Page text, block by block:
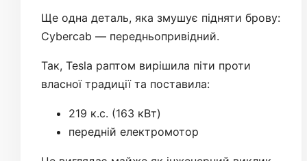
Ще одна деталь, яка змушує підняти брову:
Cybercab — передньопривідний.
Так, Tesla раптом вирішила піти проти
власної традиції та поставила:
219 к.с. (163 кВт)
передній електромотор